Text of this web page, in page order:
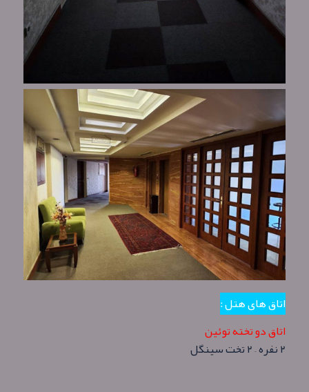
اتاق های هتل :
اتاق دو تخته توئین
۲ نفره – ۲ تخت سینگل